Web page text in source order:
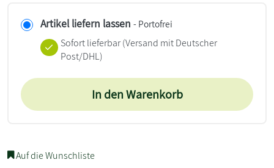
Artikel liefern lassen - Portofrei
Sofort lieferbar(Versand mit Deutscher
Post/DHL)
In den Warenkorb
Auf die Wunschliste